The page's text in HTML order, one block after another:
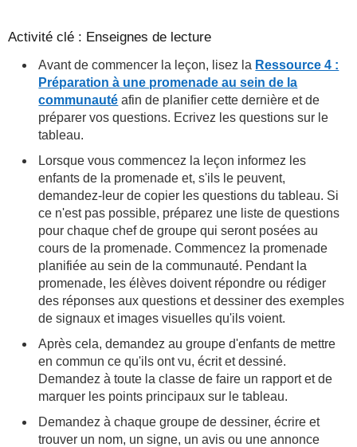
Activité clé : Enseignes de lecture
Avant de commencer la leçon, lisez la Ressource 4 :
Préparation à une promenade au sein de la
communauté afin de planifier cette dernière et de
préparer vos questions. Ecrivez les questions sur le
tableau.
Lorsque vous commencez la leçon informez les
enfants de la promenade et, s'ils le peuvent,
demandez-leur de copier les questions du tableau. Si
ce n'est pas possible, préparez une liste de questions
pour chaque chef de groupe qui seront posées au
cours de la promenade. Commencez la promenade
planifiée au sein de la communauté. Pendant la
promenade, les élèves doivent répondre ou rédiger
des réponses aux questions et dessiner des exemples
de signaux et images visuelles qu'ils voient.
Après cela, demandez au groupe d'enfants de mettre
en commun ce qu'ils ont vu, écrit et dessiné.
Demandez à toute la classe de faire un rapport et de
marquer les points principaux sur le tableau.
Demandez à chaque groupe de dessiner, écrire et
trouver un nom, un signe, un avis ou une annonce